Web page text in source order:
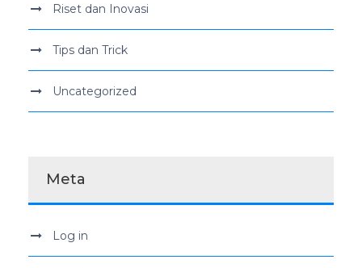
Riset dan Inovasi
Tips dan Trick
Uncategorized
Meta
Log in